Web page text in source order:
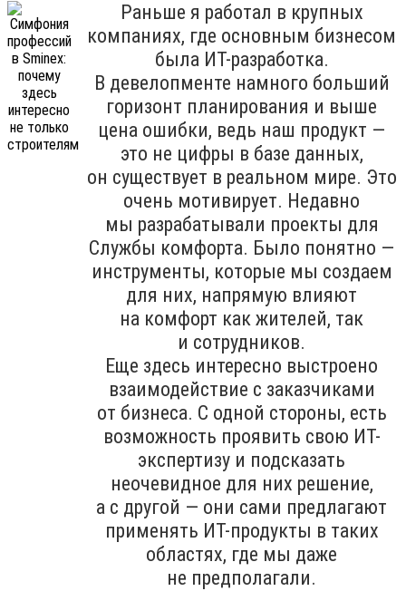
Раньше я работал в крупных
компаниях, где основным бизнесом
была ИТ-разработка.
В девелопменте намного больший
горизонт планирования и выше
цена ошибки, ведь наш продукт —
это не цифры в базе данных,
он существует в реальном мире. Это
очень мотивирует. Недавно
мы разрабатывали проекты для
Службы комфорта. Было понятно —
инструменты, которые мы создаем
для них, напрямую влияют
на комфорт как жителей, так
и сотрудников.
Еще здесь интересно выстроено
взаимодействие с заказчиками
от бизнеса. С одной стороны, есть
возможность проявить свою ИТ-
экспертизу и подсказать
неочевидное для них решение,
а с другой — они сами предлагают
применять ИТ-продукты в таких
областях, где мы даже
не предполагали.